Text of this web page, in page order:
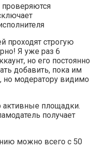
проходят строгую
Я уже раз 6
но его постоянно
добавить, пока им
модератору видимо
активные площадки.
получает
можно всего с 50